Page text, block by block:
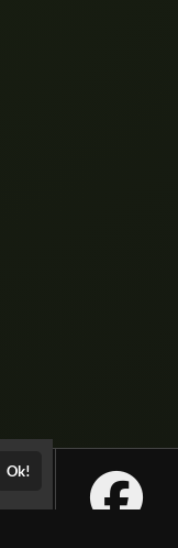
Ok!